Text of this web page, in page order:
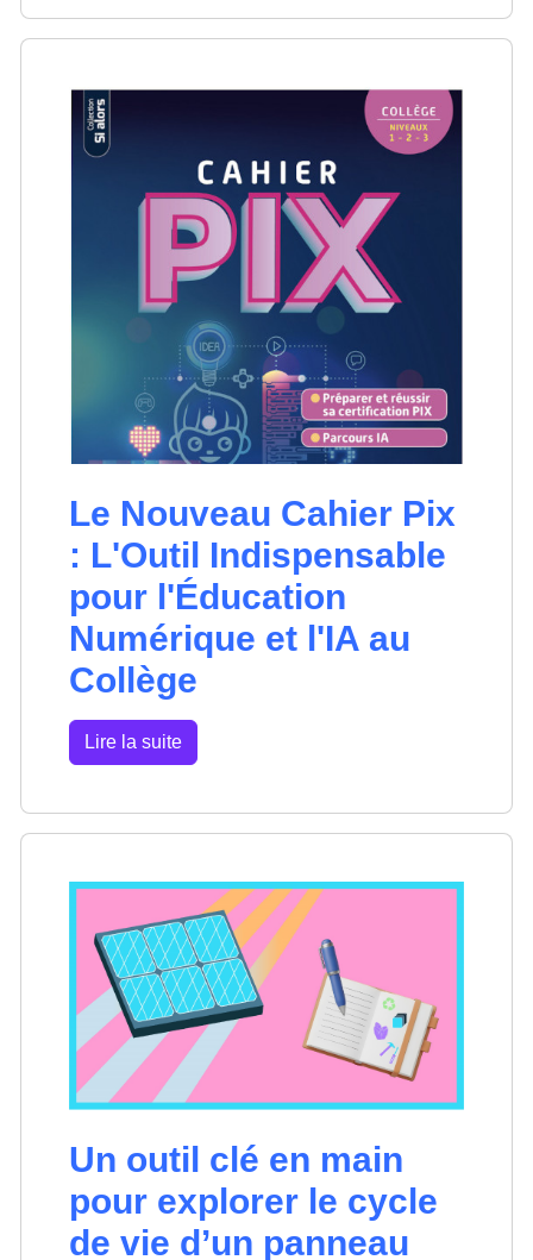
Le Nouveau Cahier Pix
: L'Outil Indispensable
pour l'Éducation
Numérique et l'IA au
Collège
Lire la suite
Un outil clé en main
pour explorer le cycle
de vie d’un panneau